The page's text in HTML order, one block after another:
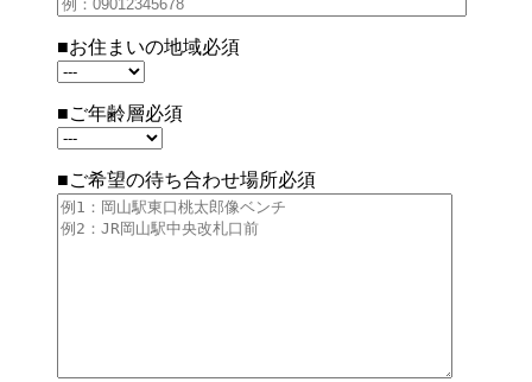
■お住まいの地域必須
■ご年齢層必須
■ご希望の待ち合わせ場所必須